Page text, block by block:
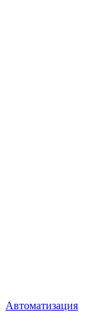
Автоматизация